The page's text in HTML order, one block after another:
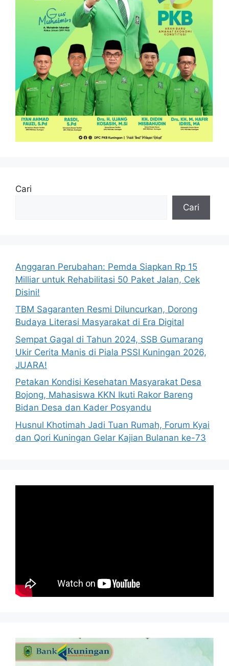
Cari
Cari
Anggaran Perubahan: Pemda Siapkan Rp 15
Milliar untuk Rehabilitasi 50 Paket Jalan, Cek
Disini!
TBM Sagaranten Resmi Diluncurkan, Dorong
Budaya Literasi Masyarakat di Era Digital
Sempat Gagal di Tahun 2024, SSB Gumarang
Ukir Cerita Manis di Piala PSSI Kuningan 2026,
JUARA!
Petakan Kondisi Kesehatan Masyarakat Desa
Bojong, Mahasiswa KKN Ikuti Rakor Bareng
Bidan Desa dan Kader Posyandu
Husnul Khotimah Jadi Tuan Rumah, Forum Kyai
dan Qori Kuningan Gelar Kajian Bulanan ke-73